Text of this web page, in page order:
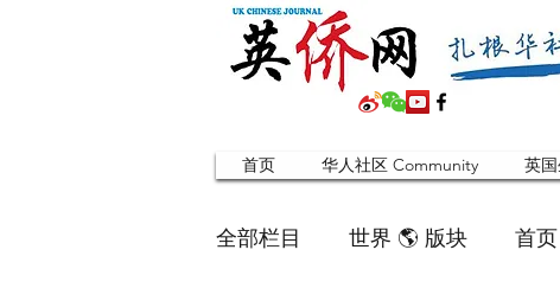
首页 华人社区 Community 英
全部栏目 世界 🌎 版块 首